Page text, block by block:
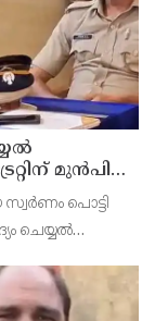
മുൻപില്‍
പൊട്ടി
ചെയ്യല്‍